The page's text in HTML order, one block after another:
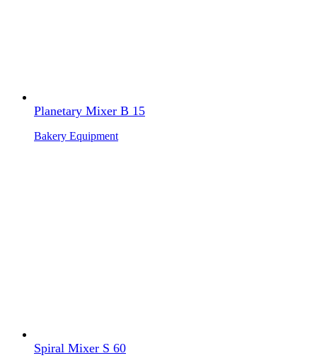
Planetary Mixer B 15
Bakery Equipment
Spiral Mixer S 60